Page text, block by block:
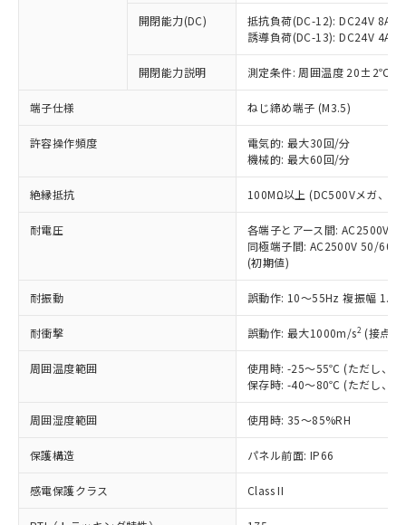
開閉能力(DC)
抵抗負荷(DC-12): DC24V 8A/
誘導負荷(DC-13): DC24V 4A/
開閉能力説明 測定条件: 周囲温度 20±2℃、
端子仕様 ねじ締め端子 (M3.5)
許容操作頻度
電気的: 最大30回/分
機械的: 最大60回/分
絶縁抵抗 100MΩ以上 (DC500Vメガ、点
耐電圧
各端子とアース間: AC2500V
同極端子間: AC2500V 50/
(初期値)
耐振動 誤動作: 10～55Hz 複振幅
耐衝撃 誤動作: 最大1000m/s2 (接点
周囲温度範囲
使用時: -25～55℃ (ただし、氷
保存時: -40～80℃ (ただし、氷
周囲湿度範囲 使用時: 35～85%RH
保護構造 パネル前面: IP66
感電保護クラス Class II
ことをご了承ください。
在庫状況および標準価格照会結果は、
記載している更新日時点での社内デー
タに基づき作成されるものであり、閲
覧された時点での実際の在庫および標
準価格とは異なる場合があることをご
正式な納期状況および標準価格はお客
様のお取引先、またはお客様担当のオ
ムロン制御機器販売店・当社販売員に
オムロン制御機器販売店や当社販売拠
販売ネットワーク
」をご確認
在庫状況および標準価格結果を当社の
事前の承諾なく第三者に漏洩または開
示しないようお願いします。
マイパーツ機能（部品リスト作成サー
ビス）をご利用いただくには、I-Web
メンバーズにご登録されている必要が
お客様が当ウェブサイト上で当社にご
登録された部品リストについて、当社
および当社の共同利用者が、当社の製
品・サービスに関するお客様との取
引・商談に必要な範囲で利用すること
いたものが、含有品と判明した場合などや
むを得ず変更することがあります。
*EU RoHS指令（10物質）：
鉛(Pb) 1000ppm以下、 水銀(Hg) 1000ppm以下、 カド
六価クロム(Cr(Ⅵ)) 1000ppm以下、ポリ臭化ビフェニル
類(PBB) 1000ppm以下、ポリ臭化ジフェニルエーテル類
(PBDE) 1000ppm以下、フタル酸ビス(2-エチルヘキシ
ル) (DEHP)(別名：DOP) 1000ppm以下、フタル酸ブチ
ルベンジル（BBP） 1000ppm以下、フタル酸ジブチル
（DBP） 1000ppm以下、フタル酸ジイソブチル
(DIBP) 1000ppm以下
但し、RoHS指令で産業用監視および制御機器に対する
フタル酸エステル類の４物質については閾値を超える意
図的な使用がないことを確認しています。
部品在庫の切り替え状況などにより、予定
月が前後することがあります。
※3 非含有証明書ダウンロード
下記の非含有証明書をダウンロードするこ
とができます。
基準値を超えていることを示します。
「－」：未確認です。当社販売部門へお問
ム) : 100ppm、
Cr(Ⅵ)(六価クロム) : 1000ppm、 PBBs(ポリ臭化ビフェ
ニル類) : 1000ppm、 PBDEs(ポリ臭化ジフェニルエーテ
ル類) : 1000ppm、
DBP(フタル酸ジブチル) : 1000ppm、 DIBP(フタル酸ジ
イソブチル) : 1000ppm、 BBP(フタル酸ブチルベンジ
ル) : 1000ppm、
DEHP(フタル酸ビス(2-エチルヘキシル)) : 1000ppm
「ｅ」：有害物質（10物質）のすべてが基
準値以下であることを示します。
「10」：通常の使用状況下において有害物
質が外部に漏えいし、環境に深刻な影響を
及ぼさない年数を意味します。
「－」：未確認です。当社販売部門へお問
い合わせください。
当社は、これら貴社製品のうち、外国
為替および外国貿易法に定める商品
（以下｢規制貨物等」という）を輸出
または国外への提供する場合は、日本
国政府の輸出許可(または役務取引許
可)を取得するなどの必要な手続きを
当社は規制貨物を破棄する場合は、完
全に破砕するなど、違法に輸出されな
いよう必要な手段を講じます。
当社は貴社製品を、核兵器、ミサイ
ル、化学兵器、生物兵器またはその他
武器並びにこれらの製造装置等に一切
当社は、貴社製品を第三者に販売する
場合は、上記1、2および3の内容を当
該第三者に通知します。また当社は、
販売先および販売に係わる関係者が違
法に輸出するおそれがある場合は、取
り引きをいたしません。
キャンセル
説明
○ 一定数以上の在庫あり
一定数には満たないが在庫あり
在庫なし(最新の在庫状況につ
いては、お客様のお取引先、ま
たはお客様担当のオムロン制御
機器販売店・当社販売員にご確
白
受注生産機種、また在庫状況の
情報を公開していない機種